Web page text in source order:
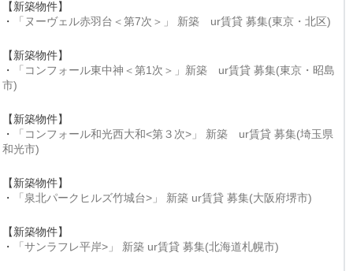
【新築物件】
・
「ヌーヴェル赤羽台＜第7次＞」 新築 ur賃貸 募集(東京・北区)
【新築物件】
・
「コンフォール東中神＜第1次＞」新築 ur賃貸 募集(東京・昭島
市)
【新築物件】
・
「コンフォール和光西大和<第３次>」 新築 ur賃貸 募集(埼玉県
和光市)
【新築物件】
・
「泉北パークヒルズ竹城台>」 新築 ur賃貸 募集(大阪府堺市)
【新築物件】
・
「サンラフレ平岸>」 新築 ur賃貸 募集(北海道札幌市)